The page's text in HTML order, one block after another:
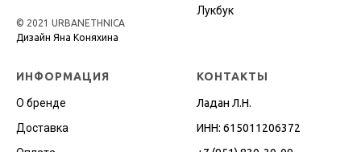
© 2021 URBANETHNICA
Дизайн Яна Коняхина
Лукбук
ИНФОРМАЦИЯ
О бренде
Доставка
КОНТАКТЫ
Ладан Л.Н.
ИНН: 615011206372